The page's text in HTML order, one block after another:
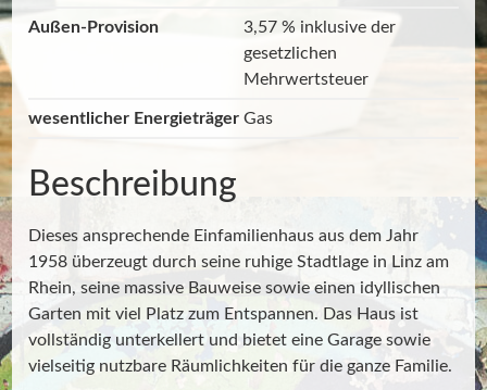
Außen-Provision
3,57 % inklusive der
gesetzlichen
Mehrwertsteuer
wesentlicher Energieträger Gas
Beschreibung
Dieses ansprechende Einfamilienhaus aus dem Jahr
1958 überzeugt durch seine ruhige Stadtlage in Linz am
Rhein, seine massive Bauweise sowie einen idyllischen
Garten mit viel Platz zum Entspannen. Das Haus ist
vollständig unterkellert und bietet eine Garage sowie
vielseitig nutzbare Räumlichkeiten für die ganze Familie.